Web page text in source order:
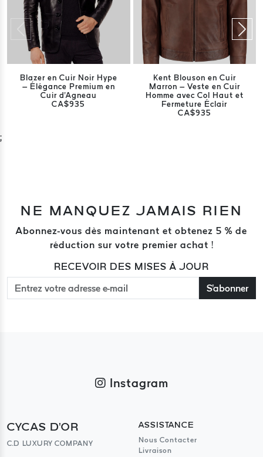
Blazer en Cuir Noir Hype
– Élégance Premium en
Cuir d'Agneau
CA$935
Kent Blouson en Cuir
Marron – Veste en Cuir
Homme avec Col Haut et
Fermeture Éclair
CA$935
;
NE MANQUEZ JAMAIS RIEN
Abonnez-vous dès maintenant et obtenez 5 % de
réduction sur votre premier achat !
RECEVOIR DES MISES À JOUR
S'abonner
Instagram
CYCAS D'OR
C.D LUXURY COMPANY
ASSISTANCE
Nous Contacter
Livraison